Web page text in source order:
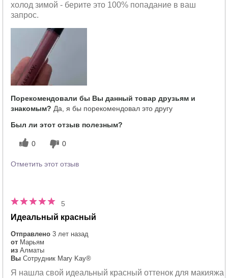
холод зимой - берите это 100% попадание в ваш
запрос.
Порекомендовали бы Вы данный товар друзьям и
знакомым? Да, я бы порекомендовал это другу
Был ли этот отзыв полезным?
0 0
Отметить этот отзыв
5
Идеальный красный
Отправлено 3 лет назад
от Марьям
из Алматы
Вы Сотрудник Mary Kay®
Я нашла свой идеальный красный оттенок для макияжа